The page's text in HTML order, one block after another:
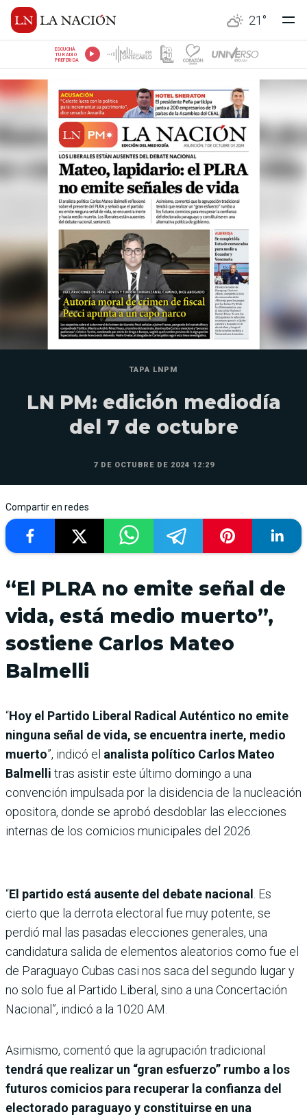
21 °
ESCUCHÁ
TU RADIO
PREFERIDA
TAPA LNPM
LN PM: edición mediodía
del 7 de octubre
7 DE OCTUBRE DE 2024 12:29
Compartir en redes
“El PLRA no emite señal de
vida, está medio muerto”,
sostiene Carlos Mateo
Balmelli
“Hoy el Partido Liberal Radical Auténtico no emite
ninguna señal de vida, se encuentra inerte, medio
muerto”, indicó el analista político Carlos Mateo
Balmelli tras asistir este último domingo a una
convención impulsada por la disidencia de la nucleación
opositora, donde se aprobó desdoblar las elecciones
internas de los comicios municipales del 2026.
“El partido está ausente del debate nacional
. Es
cierto que la derrota electoral fue muy potente, se
perdió mal las pasadas elecciones generales, una
candidatura salida de elementos aleatorios como fue el
de Paraguayo Cubas casi nos saca del segundo lugar y
no solo fue al Partido Liberal, sino a una Concertación
Nacional”, indicó a la 1020 AM.
Asimismo, comentó que la agrupación tradicional
tendrá que realizar un “gran esfuerzo” rumbo a los
futuros comicios para recuperar la confianza del
electorado paraguayo y constituirse en una